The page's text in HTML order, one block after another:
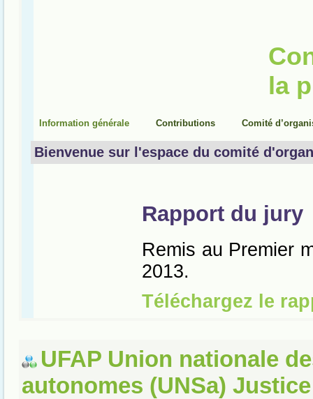
UFAP Union nationale
autonomes (UNSa) Justice